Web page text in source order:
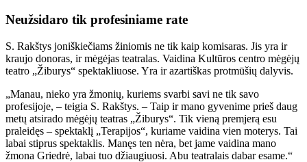
Neužsidaro tik profesiniame rate
S. Rakštys joniškiečiams žiniomis ne tik kaip komisaras. Jis yra ir
kraujo donoras, ir mėgėjas teatralas. Vaidina Kultūros centro mėgėjų
teatro „Žiburys“ spektakliuose. Yra ir azartiškas protmūšių dalyvis.
„Manau, nieko yra žmonių, kuriems svarbi savi ne tik savo
profesijoje, – teigia S. Rakštys. – Taip ir mano gyvenime prieš daug
metų atsirado mėgėjų teatras „Žiburys“. Tik vieną premjerą esu
praleidęs – spektaklį „Terapijos“, kuriame vaidina vien moterys. Tai
labai stiprus spektaklis. Manęs ten nėra, bet jame vaidina mano
žmona Griedrė, labai tuo džiaugiuosi. Abu teatralais dabar esame.“